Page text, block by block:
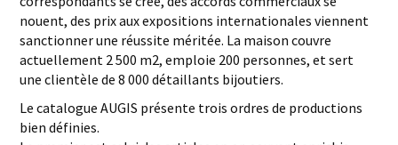
nouent, des prix aux expositions internationales viennent
sanctionner une réussite méritée. La maison couvre
actuellement 2 500 m2, emploie 200 personnes, et sert
une clientèle de 8 000 détaillants bijoutiers.
Le catalogue AUGIS présente trois ordres de productions
bien définies.